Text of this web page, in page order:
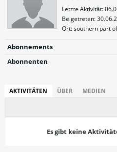
Letzte Aktivität:
Beigetreten:
Ort: southern part
Abonnements
Abonnenten
AKTIVITÄTEN ÜBER MEDIEN
Es gibt keine